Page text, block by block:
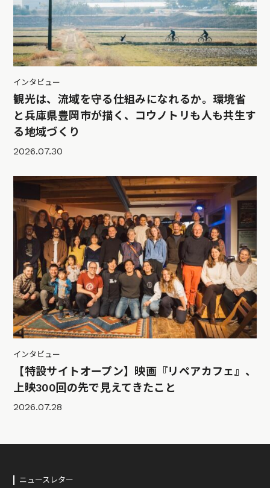
インタビュー
観光は、流域を守る仕組みになれるか。環境省
と兵庫県豊岡市が描く、コウノトリも人も共生す
る地域づくり
2026.07.30
インタビュー
【特設サイトオープン】映画『リペアカフェ』、
上映300回の先で見えてきたこと
2026.07.28
ニュースレター